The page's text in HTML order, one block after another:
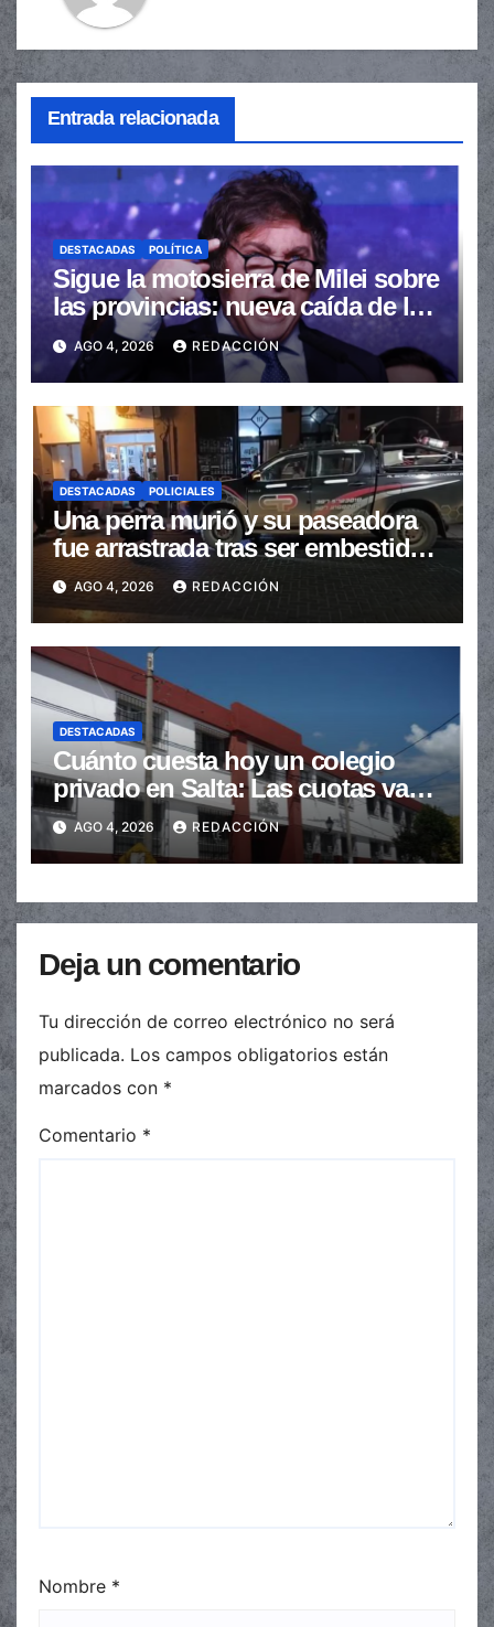
Entrada relacionada
DESTACADAS POLÍTICA
Sigue la motosierra de Milei sobre
las provincias: nueva caída de las
transferencias no automáticas
AGO 4, 2026 REDACCIÓN
DESTACADAS POLICIALES
Una perra murió y su paseadora
fue arrastrada tras ser embestidas
en la senda peatonal
AGO 4, 2026 REDACCIÓN
DESTACADAS
Cuánto cuesta hoy un colegio
privado en Salta: Las cuotas van
de $110.000 a más de $600.000
AGO 4, 2026 REDACCIÓN
Deja un comentario
Tu dirección de correo electrónico no será
publicada. Los campos obligatorios están
marcados con *
Comentario *
Nombre *